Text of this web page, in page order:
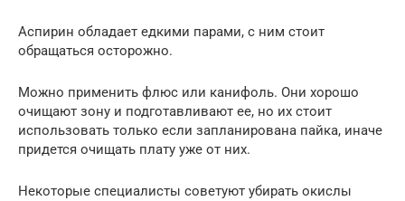
Аспирин обладает едкими парами, с ним стоит
обращаться осторожно.
Можно применить флюс или канифоль. Они хорошо
очищают зону и подготавливают ее, но их стоит
использовать только если запланирована пайка, иначе
придется очищать плату уже от них.
Некоторые специалисты советуют убирать окислы